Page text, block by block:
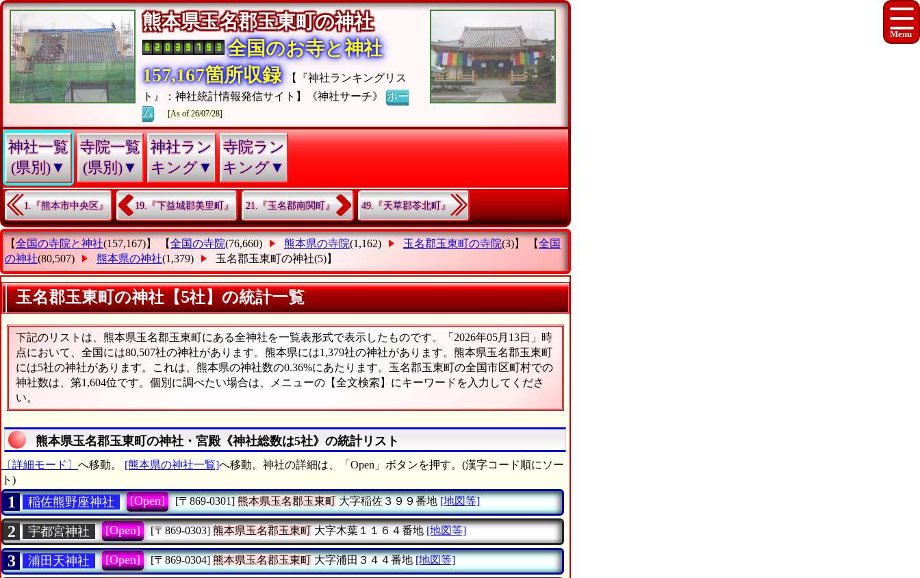
熊本県玉名郡玉東町の神社
全国のお寺と神社
157,167箇所収録
【『神社ランキングリス
ト』：神社統計情報発信サイト】《神社サーチ》ホー
ム
[As of 26/07/28]
神社一覧
(県別)▼
寺院一覧
(県別)▼
神社ラン
キング▼
寺院ラン
キング▼
1.『熊本市中央区』 19.『下益城郡美里町』 21.『玉名郡南関町』 49.『天草郡苓北町』
【全国の寺院と神社(157,167)】 【全国の寺院(76,660) 熊本県の寺院(1,162) 玉名郡玉東町の寺院(3)】 【全国
の神社(80,507) 熊本県の神社(1,379) 玉名郡玉東町の神社(5)】
玉名郡玉東町の神社【5社】の統計一覧
下記のリストは、熊本県玉名郡玉東町にある全神社を一覧表形式で表示したものです。「2026年05月13日」時
点において、全国には80,507社の神社があります。熊本県には1,379社の神社があります。熊本県玉名郡玉東町
には5社の神社があります。これは、熊本県の神社数の0.36%にあたります。玉名郡玉東町の全国市区町村での
神社数は、第1,604位です。個別に調べたい場合は、メニューの【全文検索】にキーワードを入力してくださ
い。
熊本県玉名郡玉東町の神社・宮殿《神社総数は5社》の統計リスト
〔詳細モード〕 へ移動。 [熊本県の神社一覧]へ移動。神社の詳細は、「Open」ボタンを押す。(漢字コード順にソー
ト)
1 稲佐熊野座神社 [Open] [〒869-0301] 熊本県玉名郡玉東町大字稲佐３９９番地 [地図等]
2 宇都宮神社 [Open] [〒869-0303] 熊本県玉名郡玉東町大字木葉１１６４番地 [地図等]
3 浦田天神社 [Open] [〒869-0304] 熊本県玉名郡玉東町大字浦田３４４番地 [地図等]